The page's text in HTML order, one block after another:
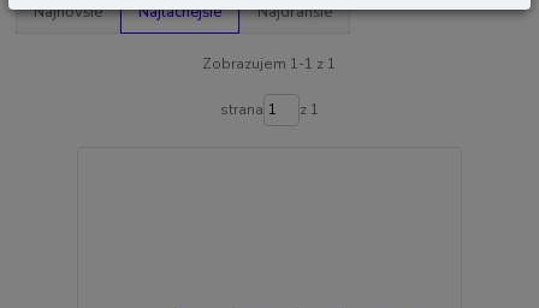
Najnovšie Najlacnejšie Najdrahšie
Zobrazujem 1-1 z 1
strana z 1